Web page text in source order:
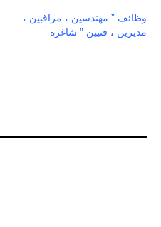
وظائف ” مهندسين ، مراقبين ،
مديرين ، فنيين ” شاغرة